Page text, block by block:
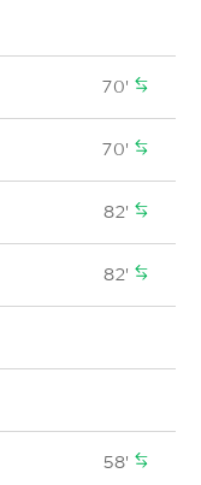
70'
70'
82'
82'
58'